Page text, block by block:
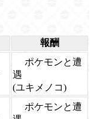
報酬
ポケモンと遭
遇
(ユキメノコ)
ポケモンと遭